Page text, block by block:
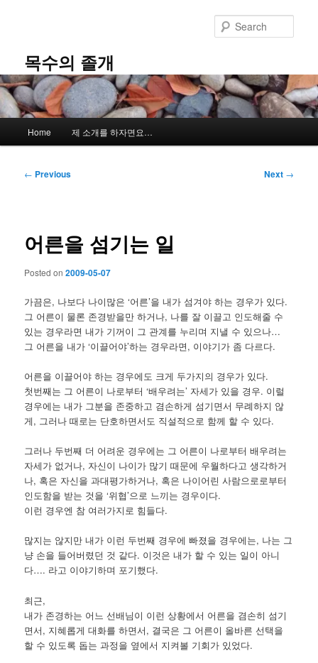
content목수의 졸개
Home 제 소개를 하자면요…
Post
← Previous Next →
어른을 섬기는 일
Posted on2009-05-07
가끔은, 나보다 나이많은 ‘어른’을 내가 섬겨야 하는 경우가 있다.
그 어른이 물론 존경받을만 하거나, 나를 잘 이끌고 인도해줄 수
있는 경우라면 내가 기꺼이 그 관계를 누리며 지낼 수 있으나…
그 어른을 내가 ‘이끌어야’하는 경우라면, 이야기가 좀 다르다.
어른을 이끌어야 하는 경우에도 크게 두가지의 경우가 있다.
첫번째는 그 어른이 나로부터 ‘배우려는’ 자세가 있을 경우. 이럴
경우에는 내가 그분을 존중하고 겸손하게 섬기면서 무례하지 않
게, 그러나 때로는 단호하면서도 직설적으로 함께 할 수 있다.
그러나 두번째 더 어려운 경우에는 그 어른이 나로부터 배우려는
자세가 없거나, 자신이 나이가 많기 때문에 우월하다고 생각하거
나, 혹은 자신을 과대평가하거나, 혹은 나이어린 사람으로로부터
인도함을 받는 것을 ‘위협’으로 느끼는 경우이다.
이런 경우엔 참 여러가지로 힘들다.
많지는 않지만 내가 이런 두번째 경우에 빠졌을 경우에는, 나는 그
냥 손을 들어버렸던 것 같다. 이것은 내가 할 수 있는 일이 아니
다…. 라고 이야기하며 포기했다.
최근,
내가 존경하는 어느 선배님이 이런 상황에서 어른을 겸손히 섬기
면서, 지혜롭게 대화를 하면서, 결국은 그 어른이 올바른 선택을
할 수 있도록 돕는 과정을 옆에서 지켜볼 기회가 있었다.